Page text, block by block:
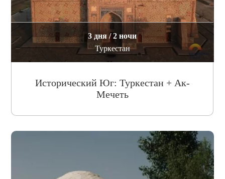
3 дня / 2 ночи
Туркестан
Исторический Юг: Туркестан + Ак-
Мечеть